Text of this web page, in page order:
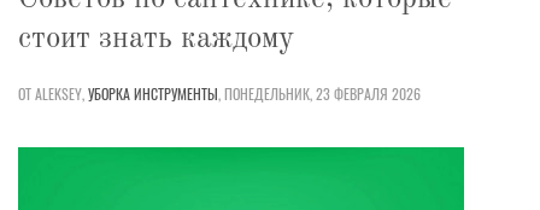
стоит знать каждому
ОТ ALEKSEY,УБОРКАИНСТРУМЕНТЫ,ПОНЕДЕЛЬНИК, 23 ФЕВРАЛЯ 2026